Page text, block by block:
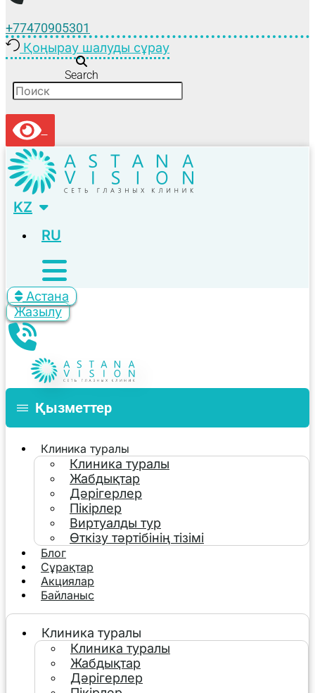
+77470905301
Қоңырау шалуды сұрау
Search
KZ
RU
Астана
Жазылу
Қызметтер
Клиника туралы
Клиника туралы
Жабдықтар
Дәрігерлер
Пікірлер
Виртуалды тур
Өткізу тәртібінің тізімі
Блог
Сұрақтар
Акциялар
Байланыс
Клиника туралы
Клиника туралы
Жабдықтар
Дәрігерлер